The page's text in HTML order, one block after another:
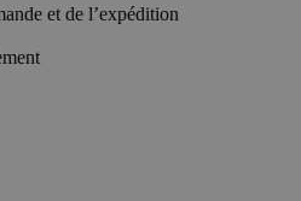
et de l’expédition